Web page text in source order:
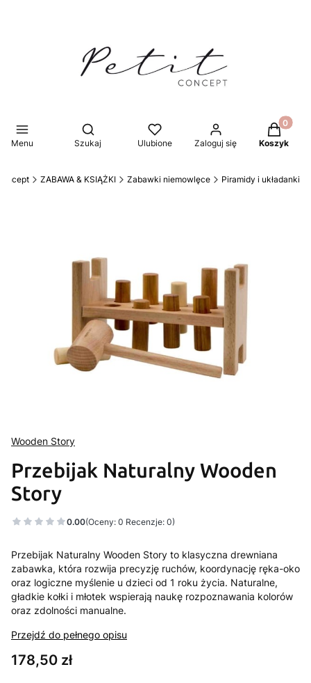
Menu
Otwórz wyszukiwarkę
Szukaj Ulubione Zaloguj się Koszyk
ZABAWA & KSIĄŻKI Zabawki niemowlęce Piramidy i układanki
Wooden Story
Przebijak Naturalny Wooden
Story
0.00(Oceny: 0 Recenzje: 0)
Przebijak Naturalny Wooden Story to klasyczna drewniana
zabawka, która rozwija precyzję ruchów, koordynację ręka-oko
oraz logiczne myślenie u dzieci od 1 roku życia. Naturalne,
gładkie kołki i młotek wspierają naukę rozpoznawania kolorów
oraz zdolności manualne.
Przejdź do pełnego opisu
Cena
178,50 zł